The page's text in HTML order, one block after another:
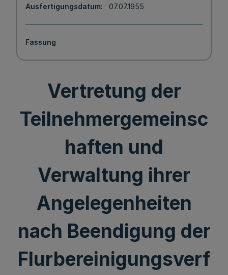
Ausfertigungsdatum 07.07.1955
Fassung
Vertretung der
Teilnehmergemeinsc
haften und
Verwaltung ihrer
Angelegenheiten
nach Beendigung der
Flurbereinigungsverf